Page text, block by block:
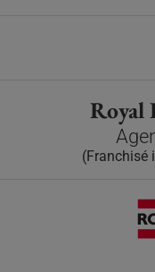
Royal
(Franchisé